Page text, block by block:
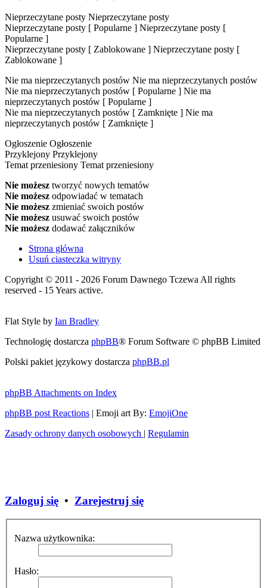
Nieprzeczytane posty Nieprzeczytane posty
Nieprzeczytane posty [ Popularne ] Nieprzeczytane posty [
Popularne ]
Nieprzeczytane posty [ Zablokowane ] Nieprzeczytane posty [
Zablokowane ]
Nie ma nieprzeczytanych postów Nie ma nieprzeczytanych postów
Nie ma nieprzeczytanych postów [ Popularne ] Nie ma
nieprzeczytanych postów [ Popularne ]
Nie ma nieprzeczytanych postów [ Zamknięte ] Nie ma
nieprzeczytanych postów [ Zamknięte ]
Ogłoszenie Ogłoszenie
Przyklejony Przyklejony
Temat przeniesiony Temat przeniesiony
Nie możesz tworzyć nowych tematów
Nie możesz odpowiadać w tematach
Nie możesz zmieniać swoich postów
Nie możesz usuwać swoich postów
Nie możesz dodawać załączników
Strona główna
Usuń ciasteczka witryny
Copyright © 2011 - 2026 Forum Dawnego Tczewa All rights
reserved - 15 Years active.
Flat Style by Ian Bradley
Technologię dostarcza phpBB® Forum Software © phpBB Limited
Polski pakiet językowy dostarcza phpBB.pl
phpBB Attachments on Index
phpBB post Reactions | Emoji art By: EmojiOne
Zasady ochrony danych osobowych | Regulamin
Zaloguj się • Zarejestruj się
Nazwa użytkownika:
Hasło: